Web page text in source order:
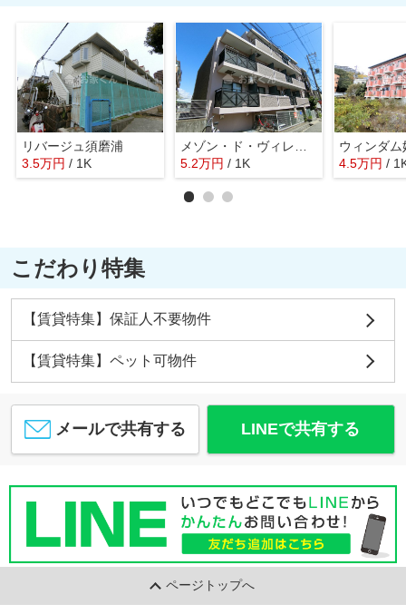
リバージュ須磨浦
3.5万円 / 1K
5.2万円 / 1K 4.5万円 /
こだわり特集
【賃貸特集】保証人不要物件
【賃貸特集】ペット可物件
メールで共有する LINEで共有する
ページトップへ